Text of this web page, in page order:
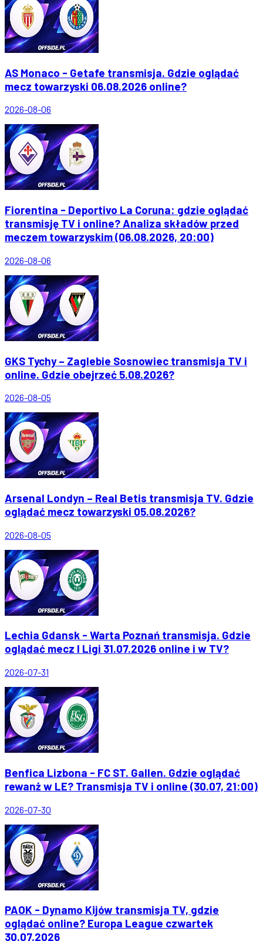
AS Monaco - Getafe transmisja. Gdzie oglądać
mecz towarzyski 06.08.2026 online?
2026-08-06
Fiorentina - Deportivo La Coruna: gdzie oglądać
transmisję TV i online? Analiza składów przed
meczem towarzyskim (06.08.2026, 20:00)
2026-08-06
GKS Tychy – Zaglebie Sosnowiec transmisja TV i
online. Gdzie obejrzeć 5.08.2026?
2026-08-05
Arsenal Londyn – Real Betis transmisja TV. Gdzie
oglądać mecz towarzyski 05.08.2026?
2026-08-05
Lechia Gdansk - Warta Poznań transmisja. Gdzie
oglądać mecz I Ligi 31.07.2026 online i w TV?
2026-07-31
Benfica Lizbona - FC ST. Gallen. Gdzie oglądać
rewanż w LE? Transmisja TV i online (30.07, 21:00)
2026-07-30
PAOK - Dynamo Kijów transmisja TV, gdzie
oglądać online? Europa League czwartek
30.07.2026